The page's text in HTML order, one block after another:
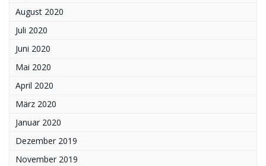
August 2020
Juli 2020
Juni 2020
Mai 2020
April 2020
März 2020
Januar 2020
Dezember 2019
November 2019